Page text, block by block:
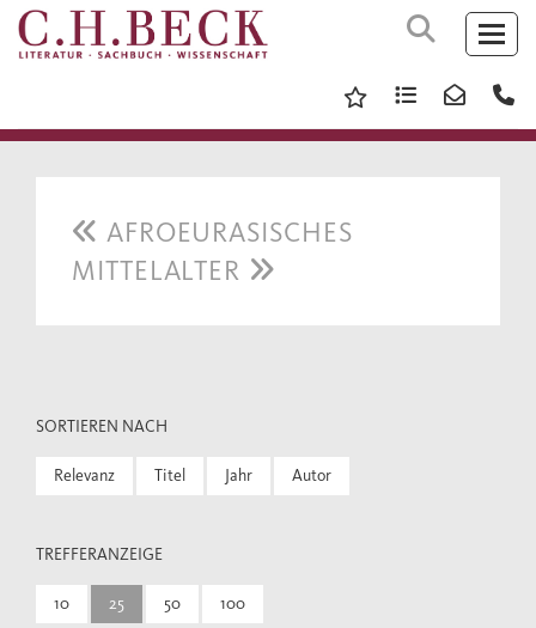
AFROEURASISCHES
MITTELALTER
SORTIEREN NACH
Relevanz Titel Jahr Autor
TREFFERANZEIGE
10 25 50 100